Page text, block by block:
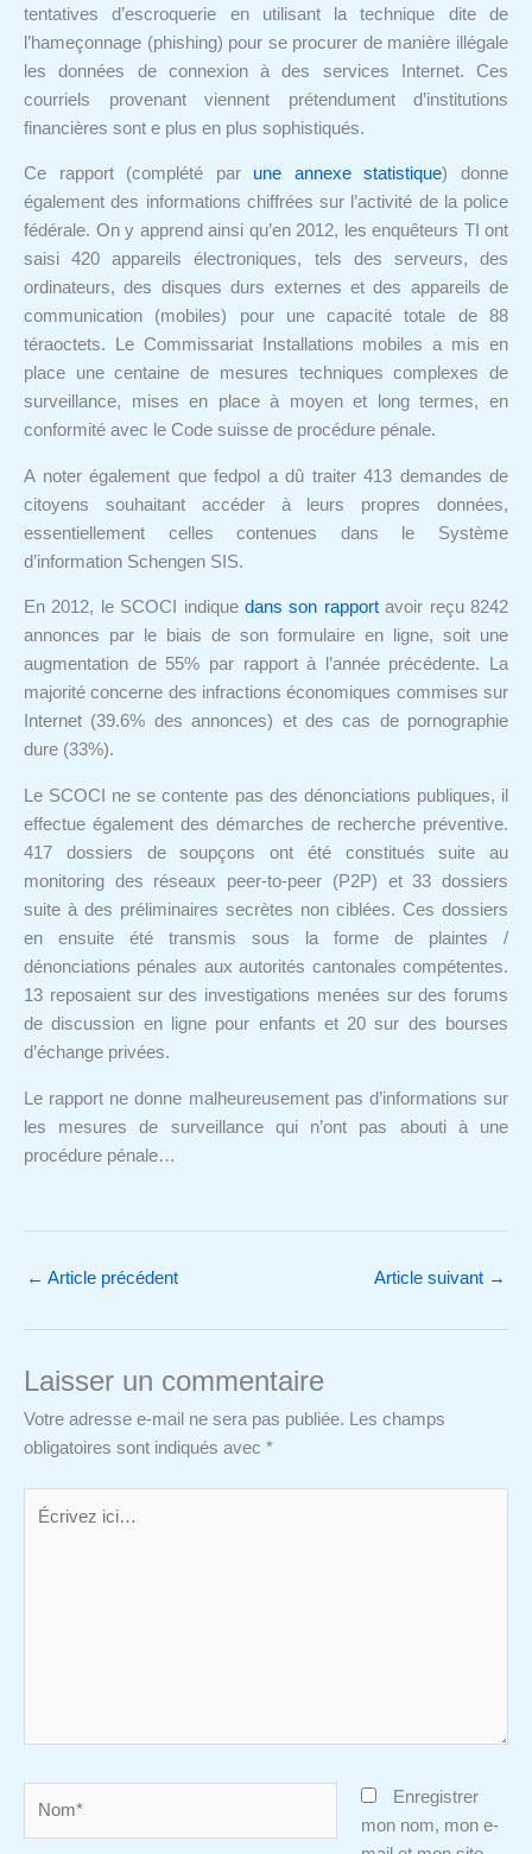
tentatives d’escroquerie en utilisant la technique dite de
l’hameçonnage (phishing) pour se procurer de manière illégale
les données de connexion à des services Internet. Ces
courriels provenant viennent prétendument d’institutions
financières sont e plus en plus sophistiqués.
Ce rapport (complété par une annexe statistique) donne
également des informations chiffrées sur l’activité de la police
fédérale. On y apprend ainsi qu’en 2012, les enquêteurs TI ont
saisi 420 appareils électroniques, tels des serveurs, des
ordinateurs, des disques durs externes et des appareils de
communication (mobiles) pour une capacité totale de 88
téraoctets. Le Commissariat Installations mobiles a mis en
place une centaine de mesures techniques complexes de
surveillance, mises en place à moyen et long termes, en
conformité avec le Code suisse de procédure pénale.
A noter également que fedpol a dû traiter 413 demandes de
citoyens souhaitant accéder à leurs propres données,
essentiellement celles contenues dans le Système
d’information Schengen SIS.
En 2012, le SCOCI indique dans son rapportavoir reçu 8242
annonces par le biais de son formulaire en ligne, soit une
augmentation de 55% par rapport à l’année précédente. La
majorité concerne des infractions économiques commises sur
Internet (39.6% des annonces) et des cas de pornographie
dure (33%).
Le SCOCI ne se contente pas des dénonciations publiques, il
effectue également des démarches de recherche préventive.
417 dossiers de soupçons ont été constitués suite au
monitoring des réseaux peer-to-peer (P2P) et 33 dossiers
suite à des préliminaires secrètes non ciblées. Ces dossiers
en ensuite été transmis sous la forme de plaintes /
dénonciations pénales aux autorités cantonales compétentes.
13 reposaient sur des investigations menées sur des forums
de discussion en ligne pour enfants et 20 sur des bourses
d’échange privées.
Le rapport ne donne malheureusement pas d’informations sur
les mesures de surveillance qui n’ont pas abouti à une
procédure pénale…
← Article précédent Article suivant →
Laisser un commentaire
Votre adresse e-mail ne sera pas publiée.
Les champs
obligatoires sont indiqués avec *
Enregistrer
mon nom, mon e-